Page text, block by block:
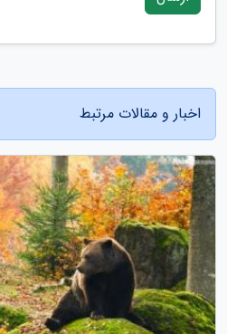
اخبار و مقالات مرتبط